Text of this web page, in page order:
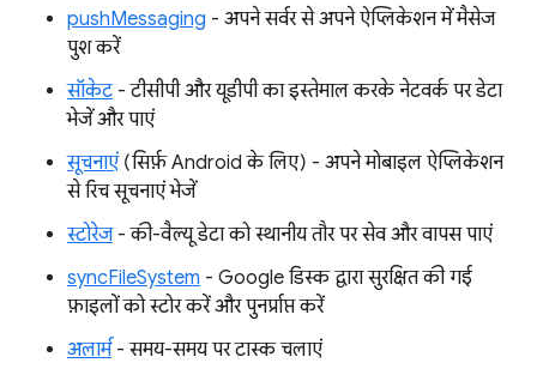
pushMessaging - अपने सर्वर से अपने ऐप्लिकेशन में मैसेज
पुश करें
सॉकेट- टीसीपी और यूडीपी का इस्तेमाल करके नेटवर्क पर डेटा
भेजें और पाएं
सूचनाएं(सिर्फ़ Android के लिए) - अपने मोबाइल ऐप्लिकेशन
से रिच सूचनाएं भेजें
स्टोरेज- की-वैल्यू डेटा को स्थानीय तौर पर सेव और वापस पाएं
syncFileSystem - Google डिस्क द्वारा सुरक्षित की गई
फ़ाइलों को स्टोर करें और पुनर्प्राप्त करें
अलार्म- समय-समय पर टास्क चलाएं